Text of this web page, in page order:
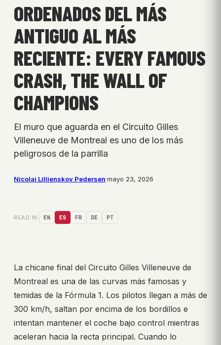
ORDENADOS DEL MÁS
ANTIGUO AL MÁS
RECIENTE: EVERY FAMOUS
CRASH, THE WALL OF
CHAMPIONS
El muro que aguarda en el Circuito Gilles
Villeneuve de Montreal es uno de los más
peligrosos de la parrilla
Nicolai Lillienskov Pedersen·mayo 23, 2026
READ IN: EN ES FR DE PT
La chicane final del Circuito Gilles Villeneuve de
Montreal es una de las curvas más famosas y
temidas de la Fórmula 1. Los pilotos llegan a más de
300 km/h, saltan por encima de los bordillos e
intentan mantener el coche bajo control mientras
aceleran hacia la recta principal. Cuando lo